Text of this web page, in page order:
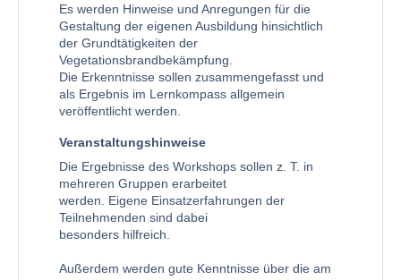
Es werden Hinweise und Anregungen für die
Gestaltung der eigenen Ausbildung hinsichtlich
der Grundtätigkeiten der
Vegetationsbrandbekämpfung.
Die Erkenntnisse sollen zusammengefasst und
als Ergebnis im Lernkompass allgemein
veröffentlicht werden.
Veranstaltungshinweise
Die Ergebnisse des Workshops sollen z. T. in
mehreren Gruppen erarbeitet
werden. Eigene Einsatzerfahrungen der
Teilnehmenden sind dabei
besonders hilfreich.
Außerdem werden gute Kenntnisse über die am